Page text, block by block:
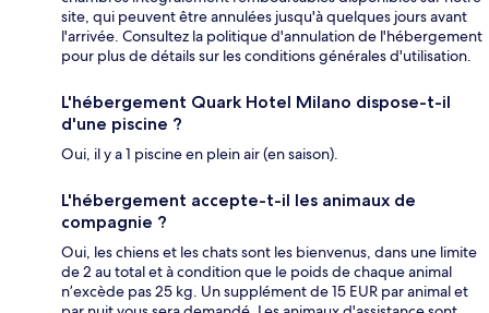
site, qui peuvent être annulées jusqu'à quelques jours avant
l'arrivée. Consultez la politique d'annulation de l'hébergement
pour plus de détails sur les conditions générales d'utilisation.
L'hébergement Quark Hotel Milano dispose-t-il
d'une piscine ?
Oui, il y a 1 piscine en plein air (en saison).
L'hébergement accepte-t-il les animaux de
compagnie ?
Oui, les chiens et les chats sont les bienvenus, dans une limite
de 2 au total et à condition que le poids de chaque animal
n’excède pas 25 kg. Un supplément de 15 EUR par animal et